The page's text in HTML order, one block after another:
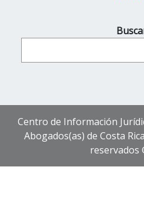
Centro de Información
Abogados(as) de Costa
reservados